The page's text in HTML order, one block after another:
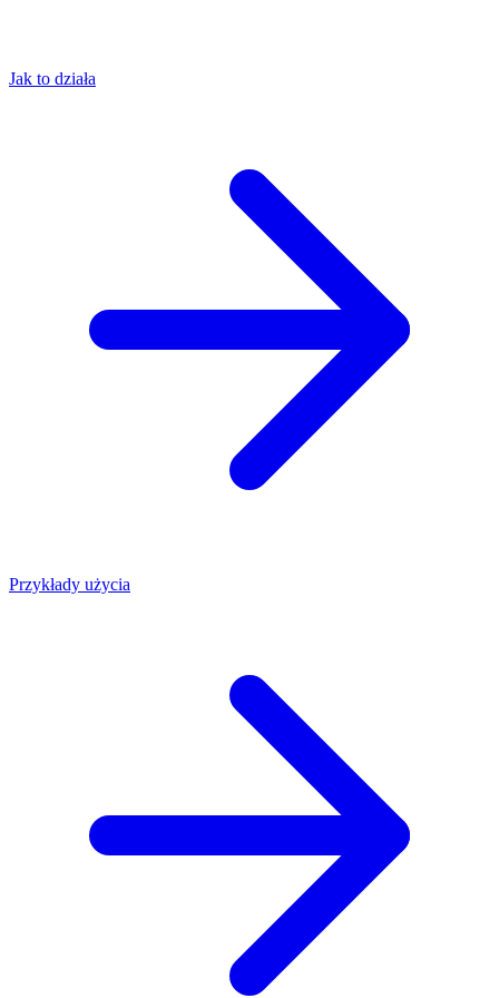
Jak to działa
Przykłady użycia